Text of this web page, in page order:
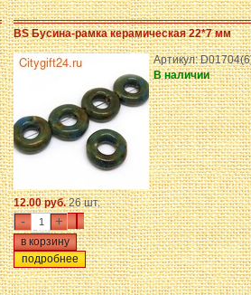
BS Бусина-рамка керамическая 22*7 мм
Артикул:
В наличии
12.00 руб.26 шт.
- +
подробнее